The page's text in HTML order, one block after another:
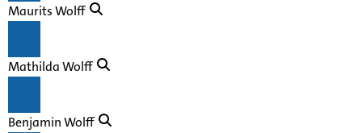
Maurits Wolff
Mathilda Wolff
Benjamin Wolff